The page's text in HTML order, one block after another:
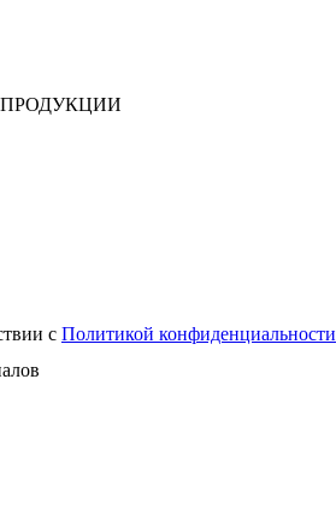
с Политикой конфиденциальности